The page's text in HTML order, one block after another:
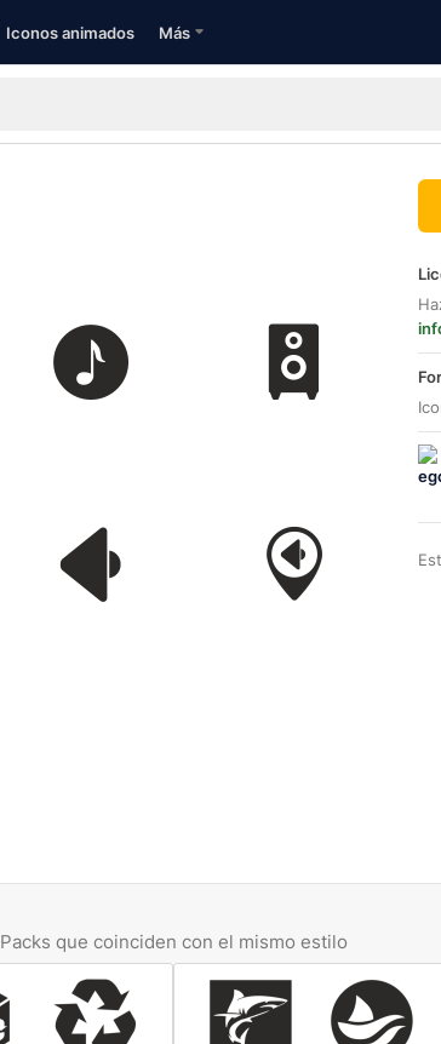
Iconos animados Más
Packs que coinciden con el mismo estilo